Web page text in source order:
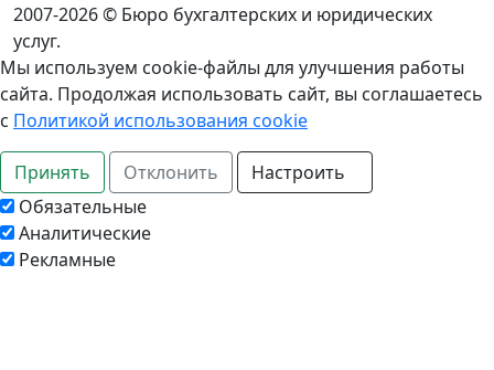
2007-2026 © Бюро бухгалтерских и юридических
услуг.
Мы используем cookie-файлы для улучшения работы
сайта. Продолжая использовать сайт, вы соглашаетесь
с Политикой использования cookie
Принять Отклонить
Настроить
Обязательные
Аналитические
Рекламные